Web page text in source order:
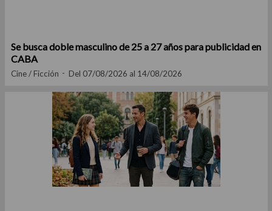
Se busca doble masculino de 25 a 27 años para publicidad en
CABA
Cine / Ficción Del 07/08/2026 al 14/08/2026